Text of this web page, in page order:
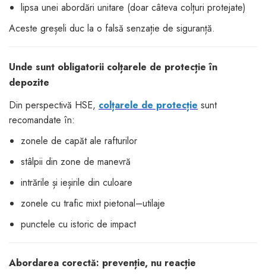
lipsa unei abordări unitare (doar câteva colțuri protejate)
Aceste greșeli duc la o falsă senzație de siguranță.
Unde sunt obligatorii colțarele de protecție în
depozite
Din perspectivă HSE, colțarele de protecție sunt
recomandate în:
zonele de capăt ale rafturilor
stâlpii din zone de manevră
intrările și ieșirile din culoare
zonele cu trafic mixt pietonal–utilaje
punctele cu istoric de impact
Abordarea corectă: prevenție, nu reacție